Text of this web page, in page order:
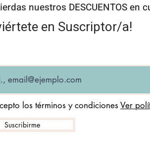
nuestros DESCUENTOS en
en Suscriptor/a!
los términos y condicionesVer
Suscribirme